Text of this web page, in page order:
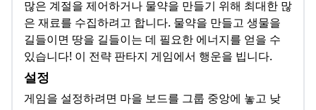
많은 계절을 제어하거나 물약을 만들기 위해 최대한 많
은 재료를 수집하려고 합니다. 물약을 만들고 생물을
길들이면 땅을 길들이는 데 필요한 에너지를 얻을 수
있습니다! 이 전략 판타지 게임에서 행운을 빕니다.
설정
게임을 설정하려면 마을 보드를 그룹 중앙에 놓고 낮